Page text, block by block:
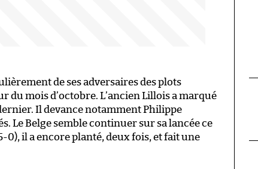
de ses adversaires des plots
du mois d’octobre. L’ancien Lillois a marqué
Il devance notamment Philippe
Le Belge semble continuer sur sa lancée ce
il a encore planté, deux fois, et fait une